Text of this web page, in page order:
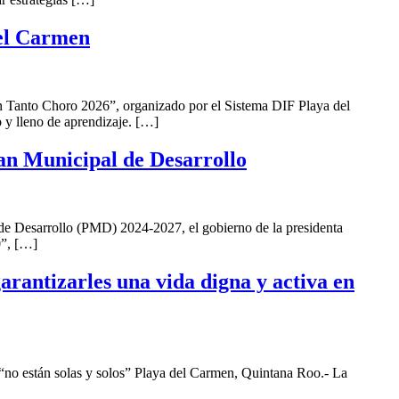
Carmen
Choro 2026”, organizado por el Sistema DIF Playa del
y lleno de aprendizaje. […]
Municipal de Desarrollo
Desarrollo (PMD) 2024-2027, el gobierno de la presidenta
[…]
una vida digna y activa en
están solas y solos” Playa del Carmen, Quintana Roo.- La